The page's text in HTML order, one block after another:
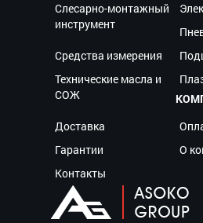
Слесарно-монтажный
инструмент
Средства измерения
Технические масла и
СОЖ
Доставка
Гарантии
О
Контакты